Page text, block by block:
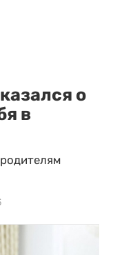
о
в